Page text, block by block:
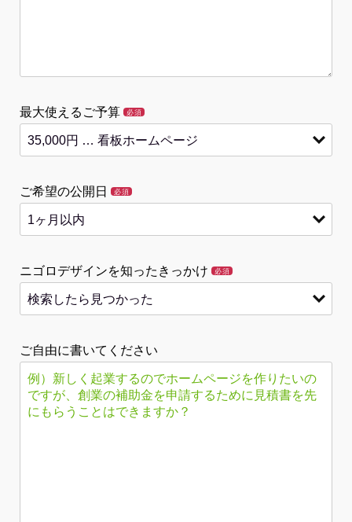
最大使えるご予算 必須
ご希望の公開日 必須
ニゴロデザインを知ったきっかけ 必須
ご自由に書いてください